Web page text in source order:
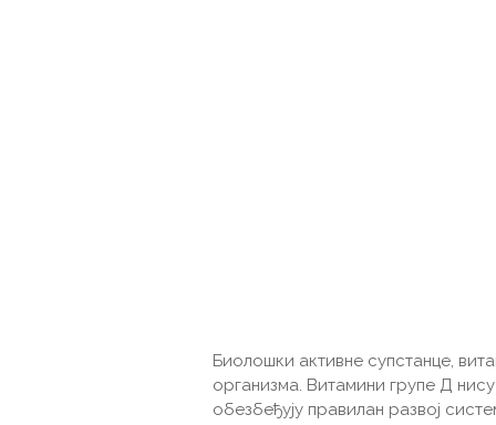
Биолошки активне супстанце,
организма. Витамини групе Д нису
обезбеђују правилан развој